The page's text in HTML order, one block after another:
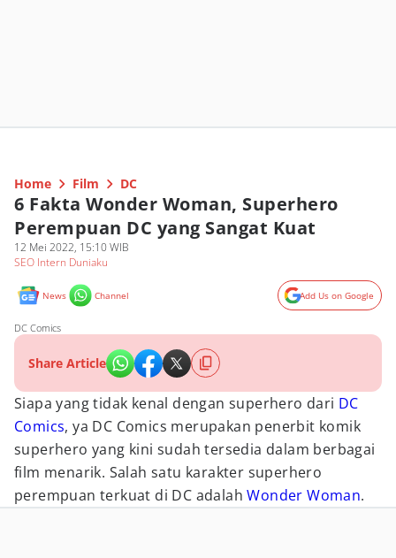
Home Film DC
6 Fakta Wonder Woman, Superhero
Perempuan DC yang Sangat Kuat
12 Mei 2022, 15:10 WIB
SEO Intern Duniaku
News Channel Add Us on Google
DC Comics
Share Article
Siapa yang tidak kenal dengan superhero dari DC
Comics, ya DC Comics merupakan penerbit komik
superhero yang kini sudah tersedia dalam berbagai
film menarik. Salah satu karakter superhero
perempuan terkuat di DC adalahWonder Woman.